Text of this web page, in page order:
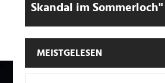
Skandal im Sommerloch"
MEISTGELESEN